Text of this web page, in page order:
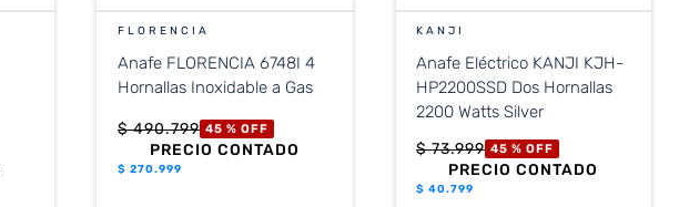
FLORENCIA
Anafe FLORENCIA 6748I 4
Hornallas Inoxidable a Gas
$ 490.799 45 % OFF
PRECIO CONTADO
$ 270.999
KANJI
Anafe Eléctrico KANJI KJH-
HP2200SSD Dos Hornallas
2200 Watts Silver
$ 73.999 45 % OFF
PRECIO CONTADO
$40.799